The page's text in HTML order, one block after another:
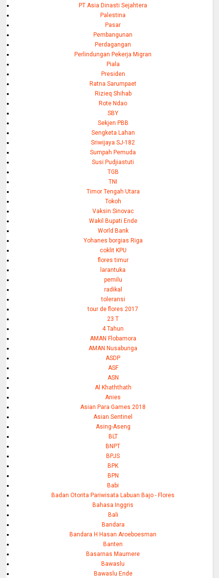
PT Asia Dinasti Sejahtera
Palestina
Pasar
Pembangunan
Perdagangan
Perlindungan Pekerja Migran
Piala
Presiden
Ratna Sarumpaet
Rizieq Shihab
Rote Ndao
SBY
Sekjen PBB
Sengketa Lahan
Sriwijaya SJ-182
Sumpah Pemuda
Susi Pudjiastuti
TGB
TNI
Timor Tengah Utara
Tokoh
Vaksin Sinovac
Wakil Bupati Ende
World Bank
Yohanes borgias Riga
coklit KPU
flores timur
larantuka
pemilu
radikal
toleransi
tour de flores 2017
23 T
4 Tahun
AMAN Flobamora
AMAN Nusabunga
ASDP
ASF
ASN
Al Khaththath
Anies
Asian Para Games 2018
Asian Sentinel
Asing-Aseng
BLT
BNPT
BPJS
BPK
BPN
Babi
Badan Otorita Pariwisata Labuan Bajo - Flores
Bahasa Inggris
Bali
Bandara
Bandara H Hasan Aroeboesman
Banten
Basarnas Maumere
Bawaslu
Bawaslu Ende